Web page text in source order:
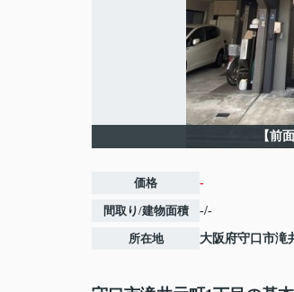
【前
価格 -
間取り/建物面積 -/-
所在地 大阪府守口市滝